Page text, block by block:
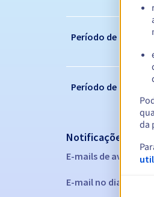
Período de
Período de redenção
Notificações
E-mails de aviso: 60,
E-mail no dia da
da